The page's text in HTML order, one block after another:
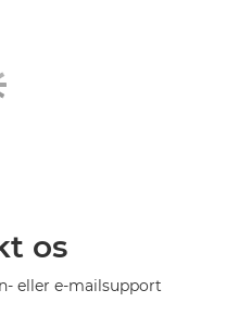
os
eller e-mailsupport